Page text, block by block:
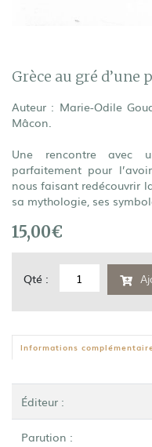
Grèce au gré d’une
Auteur : Marie-Odile
Mâcon.
Une rencontre avec
parfaitement pour
nous faisant redécouvrir
sa mythologie, ses
15,00€
Qté :
quantité
de
gré
d'une
Informations
Éditeur :
Parution :